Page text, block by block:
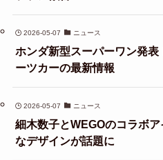
2026-05-07 ニュース
ホンダ新型スーパーワン発
ーツカーの最新情報
2026-05-07 ニュース
細木数子とWEGOのコラボ
なデザインが話題に